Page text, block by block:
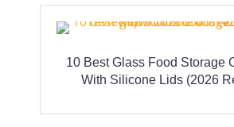
10 Best Glass Food Storage
With Silicone Lids (2026